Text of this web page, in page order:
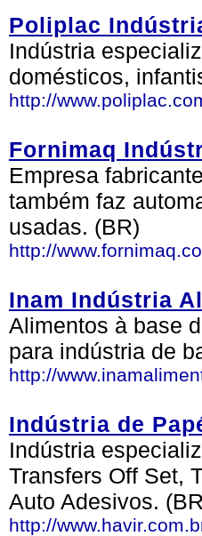
Poliplac
Indústria
domésticos,
http://
Fornimaq
Empresa
também faz
usadas. (BR)
http://
Inam Indústria
Alimentos à base
para indústria de
http://
Indústria de
Indústria
Transfers Off Set,
Auto Adesivos.
http://